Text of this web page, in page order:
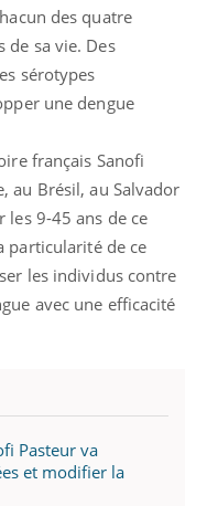
des quatre
de sa vie. Des
sérotypes
une dengue
français Sanofi
au Brésil, au Salvador
9-45 ans de ce
particularité de ce
les individus contre
avec une efficacité
Pasteur va
et modifier la